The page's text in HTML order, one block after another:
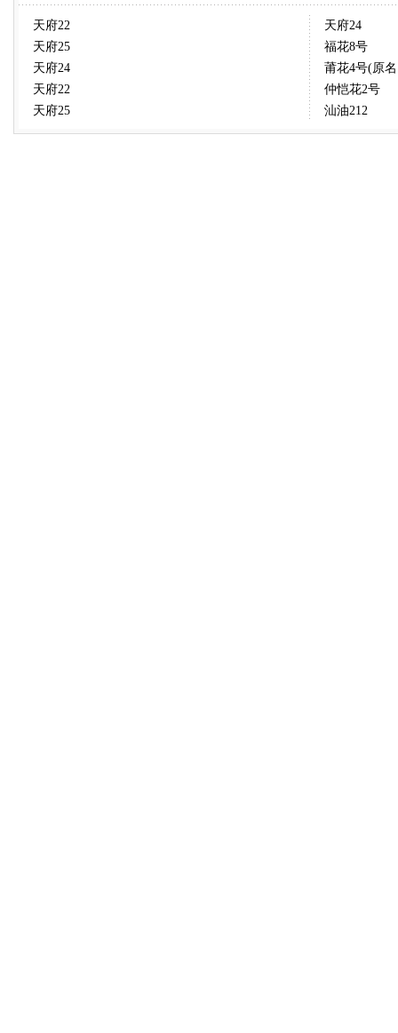
天府22
天府25
天府24
天府22
天府25
天府24
福花8号
莆花4号(原
仲恺花2号
汕油212